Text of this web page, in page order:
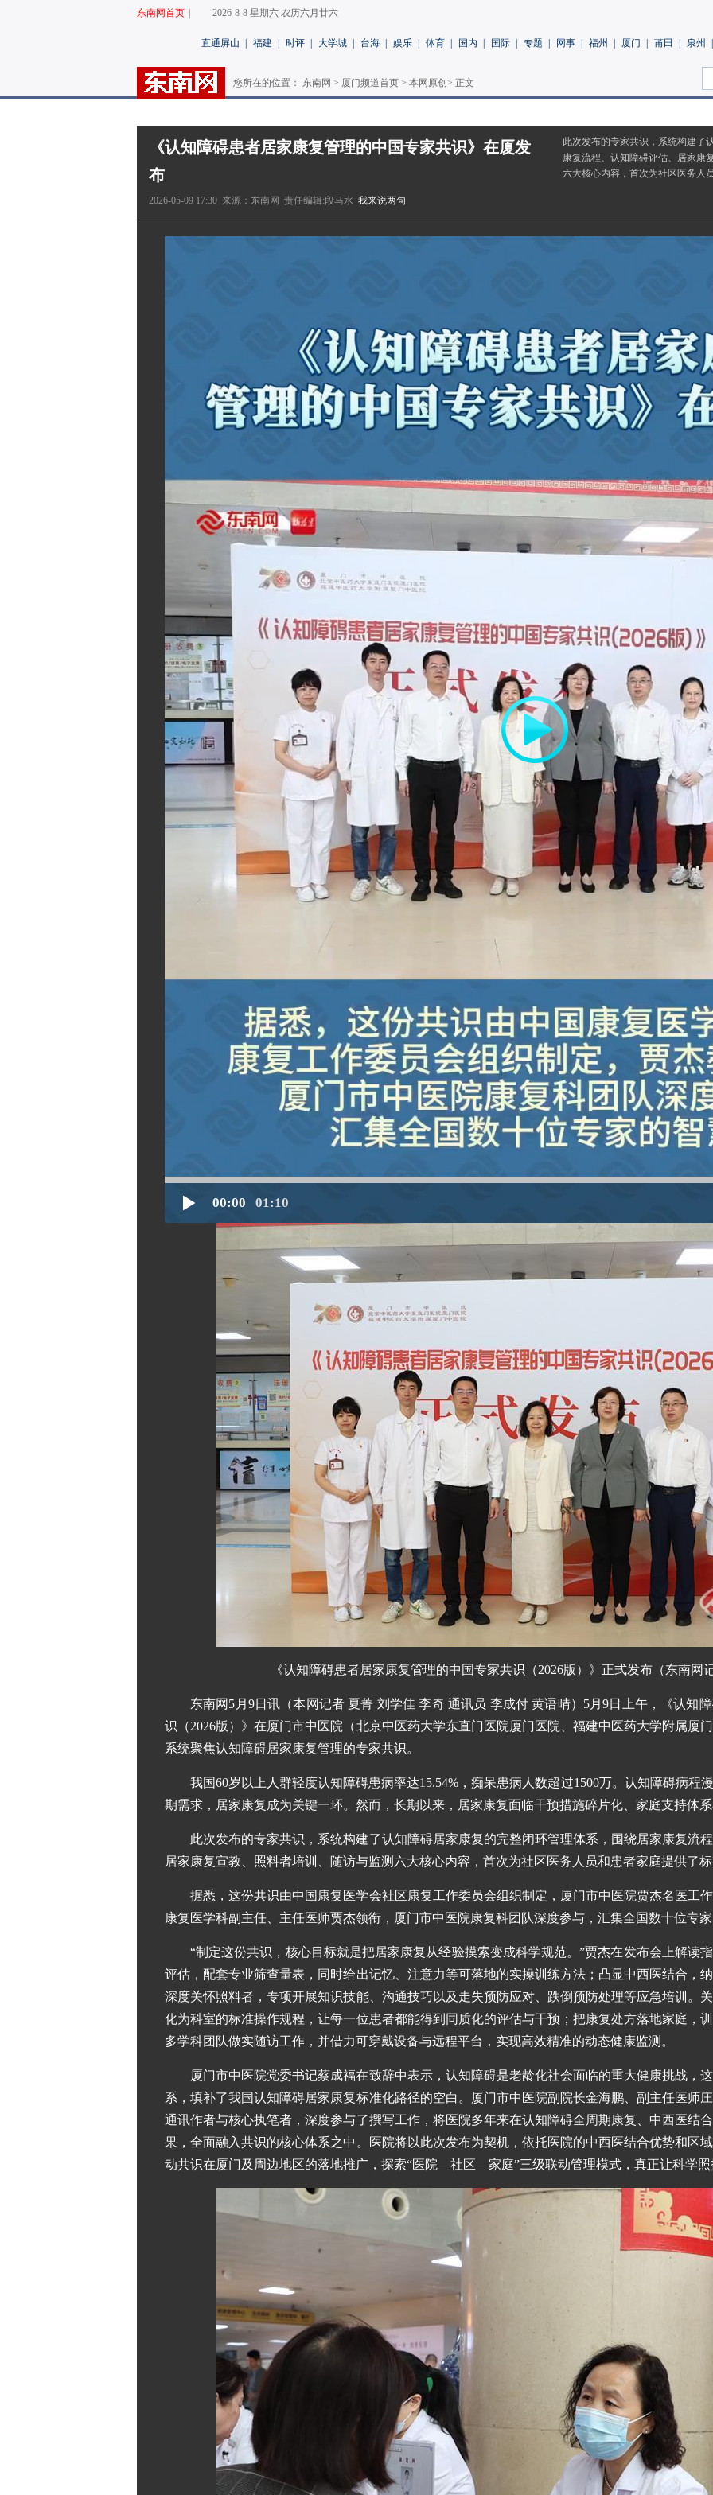
东南网首页 2026-8-8 星期六 农历六月廿六
直通屏山 福建 时评 大学城 台海 娱乐 体育 国内 国际 专题 网事 福州 厦门 莆田 泉州
您所在的位置： 东南网 > 厦门频道首页 > 本网原创 > 正文
《认知障碍患者居家康复管理的中国专家共识》在厦发
布
2026-05-09 17:30 来源：东南网 责任编辑:段马水 我来说两句
此次发布的专家共识，系统构建了
康复流程、认知障碍评估、居家康
六大核心内容，首次为社区医务人
00:00 01:10
《认知障碍患者居家康复管理的中国专家共识（2026版）》正式发布（东南网
东南网5月9日讯（本网记者 夏菁 刘学佳 李奇 通讯员 李成付 黄语晴）5月9日上午，《认知
识（2026版）》在厦门市中医院（北京中医药大学东直门医院厦门医院、福建中医药大学附属厦
系统聚焦认知障碍居家康复管理的专家共识。
我国60岁以上人群轻度认知障碍患病率达15.54%，痴呆患病人数超过1500万。认知障碍病程
期需求，居家康复成为关键一环。然而，长期以来，居家康复面临干预措施碎片化、家庭支持体
此次发布的专家共识，系统构建了认知障碍居家康复的完整闭环管理体系，围绕居家康复流
居家康复宣教、照料者培训、随访与监测六大核心内容，首次为社区医务人员和患者家庭提供了
据悉，这份共识由中国康复医学会社区康复工作委员会组织制定，厦门市中医院贾杰名医工
康复医学科副主任、主任医师贾杰领衔，厦门市中医院康复科团队深度参与，汇集全国数十位专
“制定这份共识，核心目标就是把居家康复从经验摸索变成科学规范。”贾杰在发布会上解读
评估，配套专业筛查量表，同时给出记忆、注意力等可落地的实操训练方法；凸显中西医结合，
深度关怀照料者，专项开展知识技能、沟通技巧以及走失预防应对、跌倒预防处理等应急培训。
化为科室的标准操作规程，让每一位患者都能得到同质化的评估与干预；把康复处方落地家庭，
多学科团队做实随访工作，并借力可穿戴设备与远程平台，实现高效精准的动态健康监测。
厦门市中医院党委书记蔡成福在致辞中表示，认知障碍是老龄化社会面临的重大健康挑战，
系，填补了我国认知障碍居家康复标准化路径的空白。厦门市中医院副院长金海鹏、副主任医师
通讯作者与核心执笔者，深度参与了撰写工作，将医院多年来在认知障碍全周期康复、中西医结
果，全面融入共识的核心体系之中。医院将以此次发布为契机，依托医院的中西医结合优势和区
动共识在厦门及周边地区的落地推广，探索“医院—社区—家庭”三级联动管理模式，真正让科学